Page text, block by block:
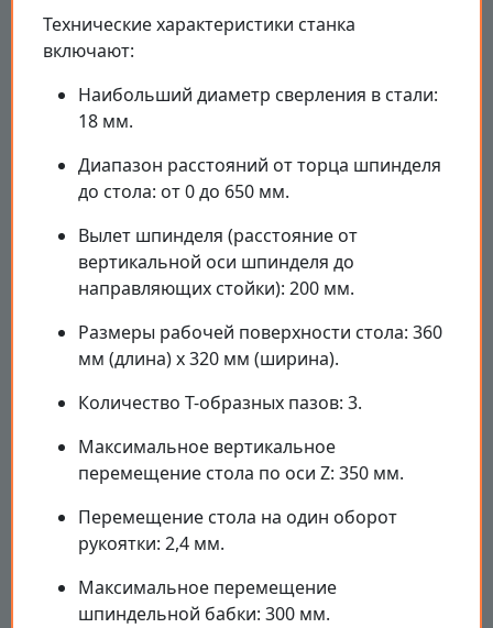
Технические характеристики станка
включают:
Наибольший диаметр сверления в стали:
18 мм.
Диапазон расстояний от торца шпинделя
до стола: от 0 до 650 мм.
Вылет шпинделя (расстояние от
вертикальной оси шпинделя до
направляющих стойки): 200 мм.
Размеры рабочей поверхности стола: 360
мм (длина) х 320 мм (ширина).
Количество Т-образных пазов: 3.
Максимальное вертикальное
перемещение стола по оси Z: 350 мм.
Перемещение стола на один оборот
рукоятки: 2,4 мм.
Максимальное перемещение
шпиндельной бабки: 300 мм.